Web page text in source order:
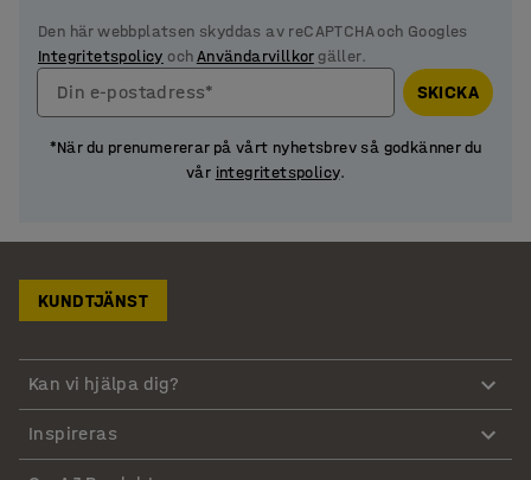
Den här webbplatsen skyddas av reCAPTCHA och Googles
Integritetspolicy ochAnvändarvillkorgäller.
Din e-postadress* SKICKA
*När du prenumererar på vårt nyhetsbrev så godkänner du
vår integritetspolicy.
KUNDTJÄNST
Kan vi hjälpa dig?
Inspireras